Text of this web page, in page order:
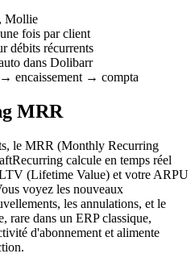
Mollie
fois par client
débits récurrents
dans Dolibarr
encaissement → compta
MRR
le MRR (Monthly Recurring
calcule en temps réel
(Lifetime Value) et votre ARPU
voyez les nouveaux
les annulations, et le
rare dans un ERP classique,
d'abonnement et alimente